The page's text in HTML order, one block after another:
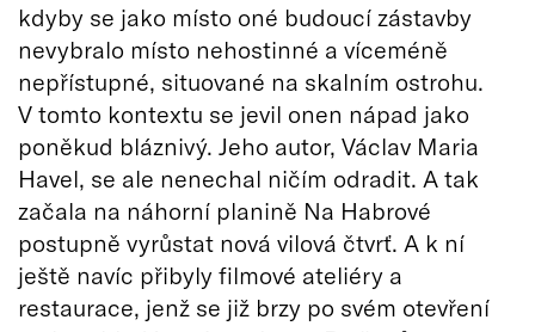
kdyby se jako místo oné budoucí zástavby
nevybralo místo nehostinné a víceméně
nepřístupné, situované na skalním ostrohu.
V tomto kontextu se jevil onen nápad jako
poněkud bláznivý. Jeho autor, Václav Maria
Havel, se ale nenechal ničím odradit. A tak
začala na náhorní planině Na Habrové
postupně vyrůstat nová vilová čtvrť. A k ní
ještě navíc přibyly filmové ateliéry a
restaurace, jenž se již brzy po svém otevření